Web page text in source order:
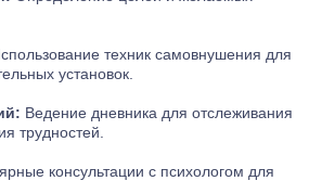
техник самовнушения для
установок.
Ведение дневника для отслеживания
трудностей.
консультации с психологом для